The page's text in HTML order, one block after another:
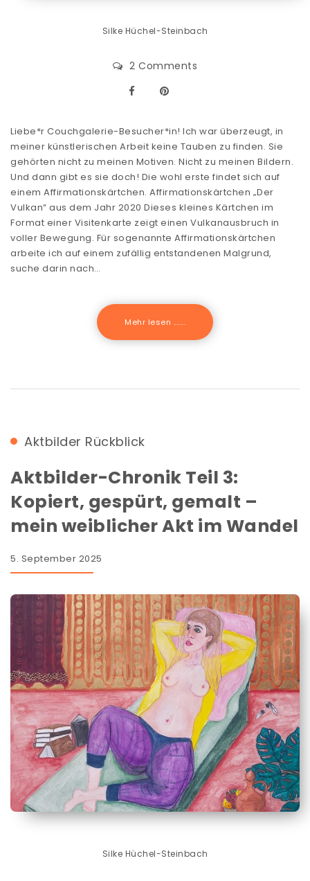
Silke Hüchel-Steinbach
2 Comments
Liebe*r Couchgalerie-Besucher*in! Ich war überzeugt, in
meiner künstlerischen Arbeit keine Tauben zu finden. Sie
gehörten nicht zu meinen Motiven. Nicht zu meinen Bildern.
Und dann gibt es sie doch! Die wohl erste findet sich auf
einem Affirmationskärtchen. Affirmationskärtchen „Der
Vulkan“ aus dem Jahr 2020 Dieses kleines Kärtchen im
Format einer Visitenkarte zeigt einen Vulkanausbruch in
voller Bewegung. Für sogenannte Affirmationskärtchen
arbeite ich auf einem zufällig entstandenen Malgrund,
suche darin nach…
Mehr lesen .......
Aktbilder Rückblick
Aktbilder-Chronik Teil 3:
Kopiert, gespürt, gemalt –
mein weiblicher Akt im Wandel
5. September 2025
Silke Hüchel-Steinbach